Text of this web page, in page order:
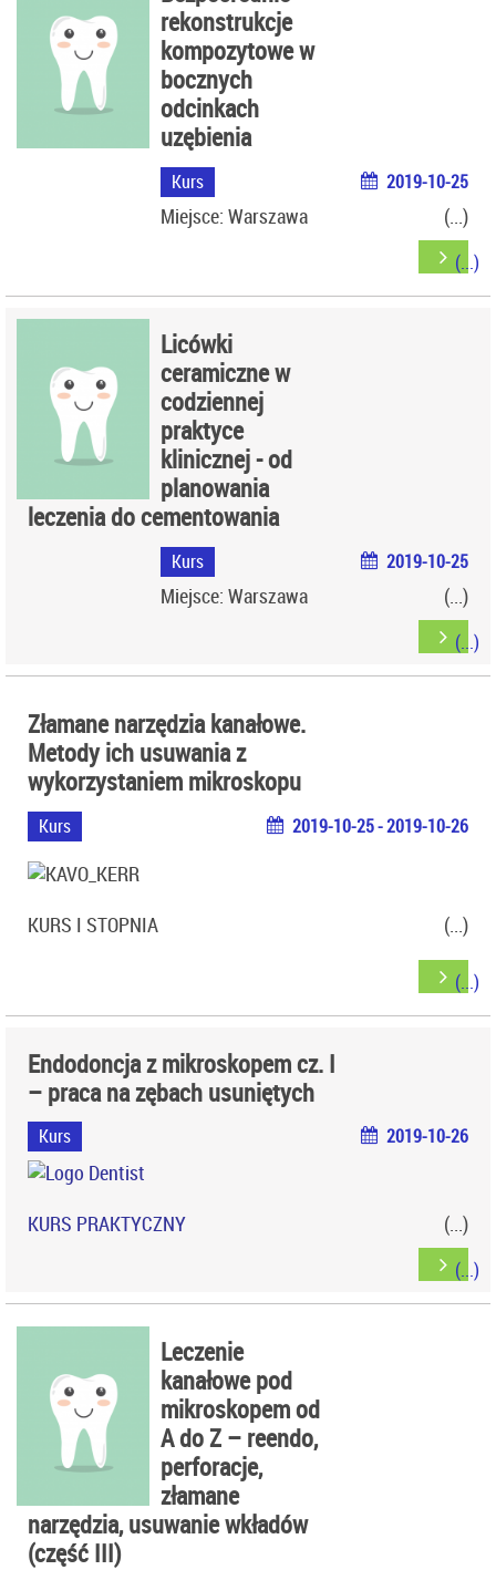
rekonstrukcje
kompozytowe w
bocznych
odcinkach
uzębienia
Kurs 2019-10-25
Miejsce: Warszawa
Licówki
ceramiczne w
codziennej
praktyce
klinicznej - od
planowania
leczenia do cementowania
Kurs 2019-10-25
Miejsce: Warszawa
Złamane narzędzia kanałowe.
Metody ich usuwania z
wykorzystaniem mikroskopu
Kurs 2019-10-25 - 2019-10-26
KURS I STOPNIA
Endodoncja z mikroskopem cz. I
– praca na zębach usuniętych
Kurs 2019-10-26
KURS PRAKTYCZNY
Leczenie
kanałowe pod
mikroskopem od
A do Z – reendo,
perforacje,
złamane
narzędzia, usuwanie wkładów
(część III)